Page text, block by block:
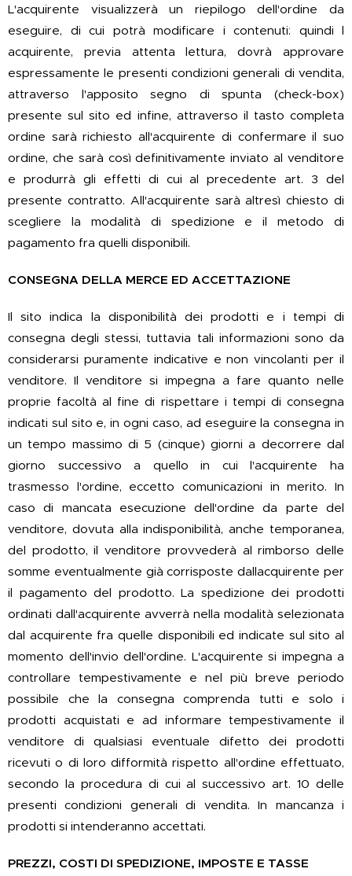
L'acquirente visualizzerà un riepilogo dell'ordine da
eseguire, di cui potrà modificare i contenuti: quindi l
acquirente, previa attenta lettura, dovrà approvare
espressamente le presenti condizioni generali di vendita,
attraverso l'apposito segno di spunta (check-box)
presente sul sito ed infine, attraverso il tasto completa
ordine sarà richiesto all'acquirente di confermare il suo
ordine, che sarà così definitivamente inviato al venditore
e produrrà gli effetti di cui al precedente art. 3 del
presente contratto. All'acquirente sarà altresì chiesto di
scegliere la modalità di spedizione e il metodo di
pagamento fra quelli disponibili.
CONSEGNA DELLA MERCE ED ACCETTAZIONE
Il sito indica la disponibilità dei prodotti e i tempi di
consegna degli stessi, tuttavia tali informazioni sono da
considerarsi puramente indicative e non vincolanti per il
venditore. Il venditore si impegna a fare quanto nelle
proprie facoltà al fine di rispettare i tempi di consegna
indicati sul sito e, in ogni caso, ad eseguire la consegna in
un tempo massimo di 5 (cinque) giorni a decorrere dal
giorno successivo a quello in cui l'acquirente ha
trasmesso l'ordine, eccetto comunicazioni in merito. In
caso di mancata esecuzione dell'ordine da parte del
venditore, dovuta alla indisponibilità, anche temporanea,
del prodotto, il venditore provvederà al rimborso delle
somme eventualmente già corrisposte dallacquirente per
il pagamento del prodotto. La spedizione dei prodotti
ordinati dall'acquirente avverrà nella modalità selezionata
dal acquirente fra quelle disponibili ed indicate sul sito al
momento dell'invio dell'ordine. L'acquirente si impegna a
controllare tempestivamente e nel più breve periodo
possibile che la consegna comprenda tutti e solo i
prodotti acquistati e ad informare tempestivamente il
venditore di qualsiasi eventuale difetto dei prodotti
ricevuti o di loro difformità rispetto all'ordine effettuato,
secondo la procedura di cui al successivo art. 10 delle
presenti condizioni generali di vendita. In mancanza i
prodotti si intenderanno accettati.
PREZZI, COSTI DI SPEDIZIONE, IMPOSTE E TASSE